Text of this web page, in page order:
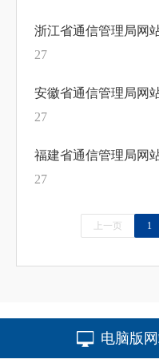
浙江省通信管理局网
27
安徽省通信管理局网
27
福建省通信管理局网
27
上一页 1
电脑版